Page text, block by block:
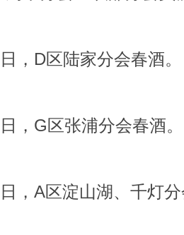
，D区陆家分会春酒。
，G区张浦分会春酒。
，A区淀山湖、千灯